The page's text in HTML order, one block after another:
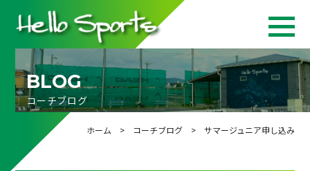
BLOG
コーチブログ
ホーム > コーチブログ> サマージュニア申し込み